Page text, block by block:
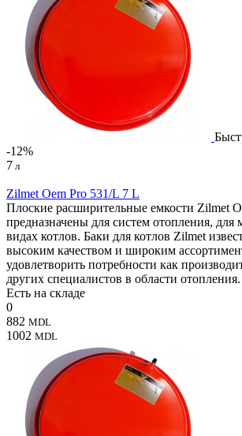
-12%
7 л
Zilmet Oem Pro 531/L 7 L
Плоские расширительные емкости Zilmet
предназначены для систем отопления, для
видах котлов. Баки для котлов Zilmet
высоким качеством и широким
удовлетворить потребности как
других специалистов в области отопления.
Есть на складе
0
882 MDL
1002 MDL